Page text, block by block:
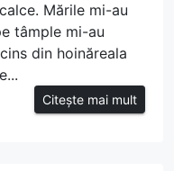
Mările mi-au
tâmple mi-au
din hoinăreala
Citește mai mult